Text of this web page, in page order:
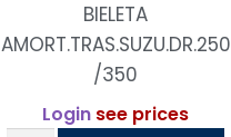
BIELETA
AMORT.TRAS.SUZU.DR.250
/350
Login see prices